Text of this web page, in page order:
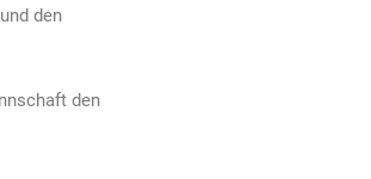
den
den